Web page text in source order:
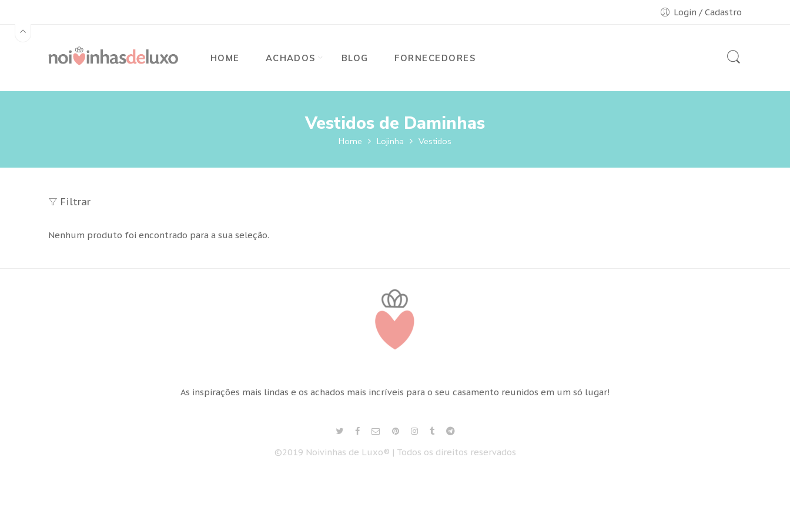
Login / Cadastro
HOME ACHADOS BLOG FORNECEDORES
Vestidos de Daminhas
Home Lojinha Vestidos
Filtrar
Nenhum produto foi encontrado para a sua seleção.
As inspirações mais lindas e os achados mais incríveis para o seu casamento reunidos em um só lugar!
©2019 Noivinhas de Luxo® | Todos os direitos reservados